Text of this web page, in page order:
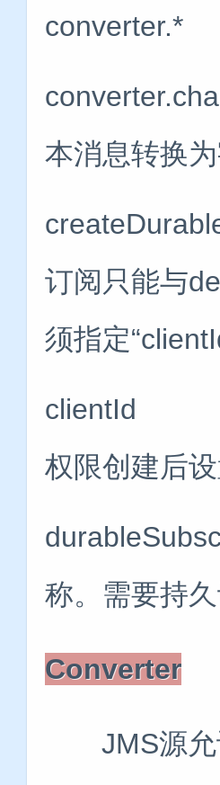
本消息转换
订阅只能与
须指定
clientId
权限创建后
称。需要持久
Converter
JMS源允